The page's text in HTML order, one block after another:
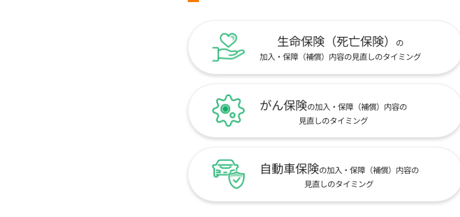
生命保険（死亡保険）
の
加入・保障（補償）内容の見直しのタイミング
がん保険の加入・保障（補償）内容の
見直しのタイミング
自動車保険の加入・保障（補償）内容の
見直しのタイミング